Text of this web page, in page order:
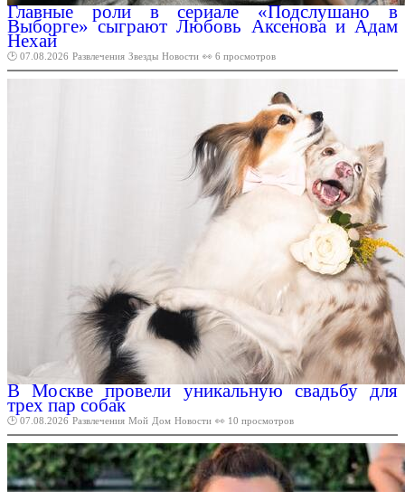
Главные роли в сериале «Подслушано в
Выборге» сыграют Любовь Аксенова и Адам
Нехай
🕑 07.08.2026 Развлечения Звезды Новости 👀 6 просмотров
В Москве провели уникальную свадьбу для
трех пар собак
🕑 07.08.2026 Развлечения Мой Дом Новости 👀 10 просмотров